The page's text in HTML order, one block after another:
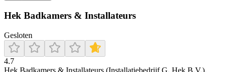
Hek Badkamers & Installateurs
Gesloten
4.7
Hek Badkamers & Installateurs (Installatiebedrijf G. Hek B.V.),